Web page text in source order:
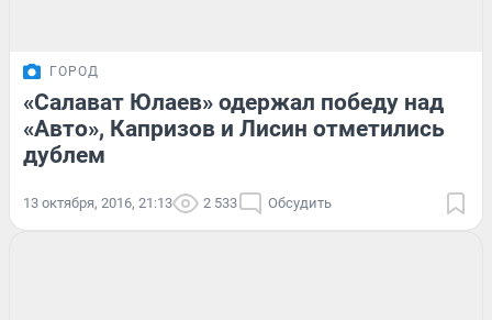
ГОРОД
«Салават Юлаев» одержал победу над
«Авто», Капризов и Лисин отметились
дублем
13 октября, 2016, 21:13 2 533 Обсудить